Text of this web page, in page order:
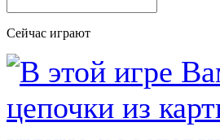
Сейчас играют